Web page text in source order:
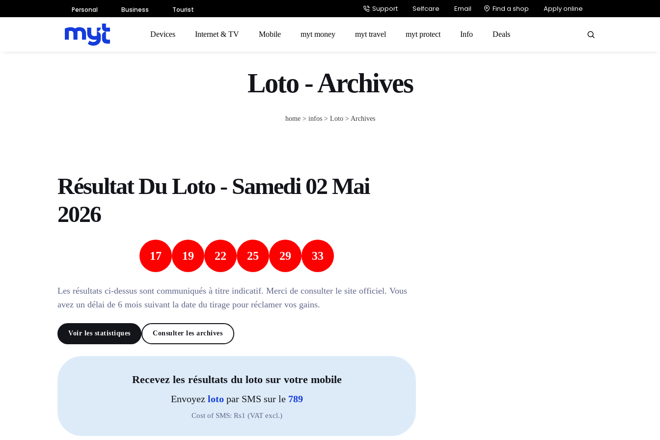
Personal Business Tourist Support Selfcare Email Find a shop Apply online
Devices Internet & TV Mobile myt money myt travel myt protect Info Deals
Loto - Archives
home> infos > Loto> Archives
Résultat Du Loto - Samedi 02 Mai
2026
17 19 22 25 29 33
Les résultats ci-dessus sont communiqués à titre indicatif. Merci de consulter le site officiel. Vous
avez un délai de 6 mois suivant la date du tirage pour réclamer vos gains.
Voir les statistiques Consulter les archives
Recevez les résultats du loto sur votre mobile
Envoyez lotopar SMS sur le 789
Cost of SMS: Rs1 (VAT excl.)